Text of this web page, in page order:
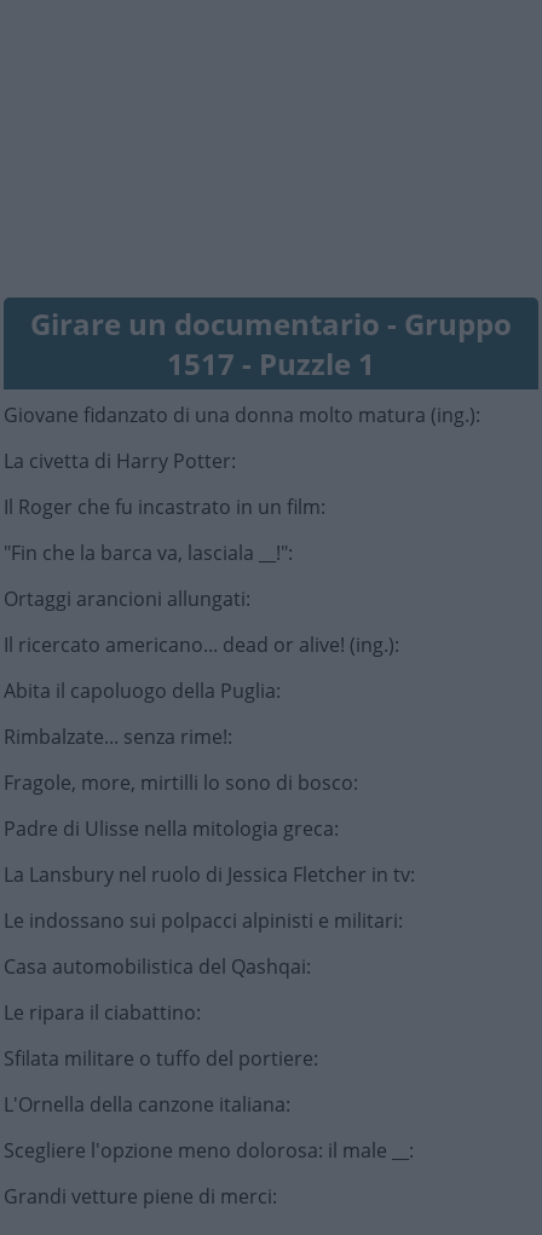
Girare un documentario - Gruppo
1517 - Puzzle 1
Giovane fidanzato di una donna molto matura (ing.):
La civetta di Harry Potter:
Il Roger che fu incastrato in un film:
"Fin che la barca va, lasciala __!":
Ortaggi arancioni allungati:
Il ricercato americano... dead or alive! (ing.):
Abita il capoluogo della Puglia:
Rimbalzate... senza rime!:
Fragole, more, mirtilli lo sono di bosco:
Padre di Ulisse nella mitologia greca:
La Lansbury nel ruolo di Jessica Fletcher in tv:
Le indossano sui polpacci alpinisti e militari:
Casa automobilistica del Qashqai:
Le ripara il ciabattino:
Sfilata militare o tuffo del portiere:
L'Ornella della canzone italiana:
Scegliere l'opzione meno dolorosa: il male __ :
Grandi vetture piene di merci: